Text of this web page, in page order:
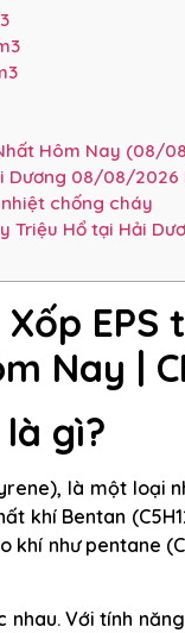
Hôm Nay (08/
Dương 08/08/2026
chống cháy
Triệu Hổ tại Hải
EPS
Nay |
là gì?
là một loại
khí Bentan
khí như pentane
Với tính